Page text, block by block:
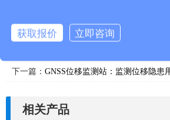
本文地址：http://www.thhjz.com/
下一篇： GNSS位移监测站：监测位移隐患
相关产品
获取报价 立即咨询